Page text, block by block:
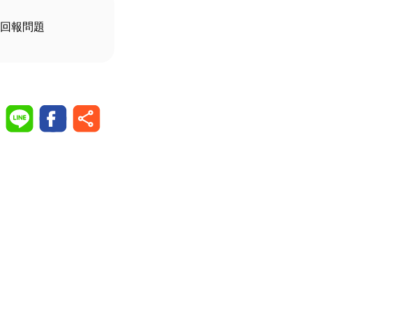
回報問題